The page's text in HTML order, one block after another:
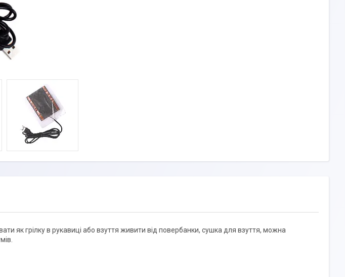
як грілку в рукавиці або взуття живити від повербанки, сушка для взуття, можна